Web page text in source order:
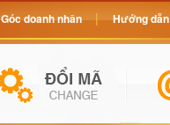
Góc doanh nhân Hướng